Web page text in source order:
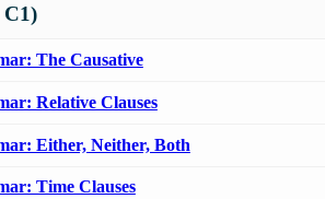
The Causative
Relative Clauses
Either, Neither, Both
Time Clauses